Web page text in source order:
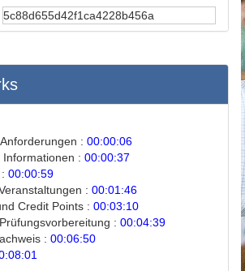
: 00:00:06
Informationen : 00:00:37
00:00:59
: 00:01:46
Credit Points : 00:03:10
: 00:04:39
: 00:06:50